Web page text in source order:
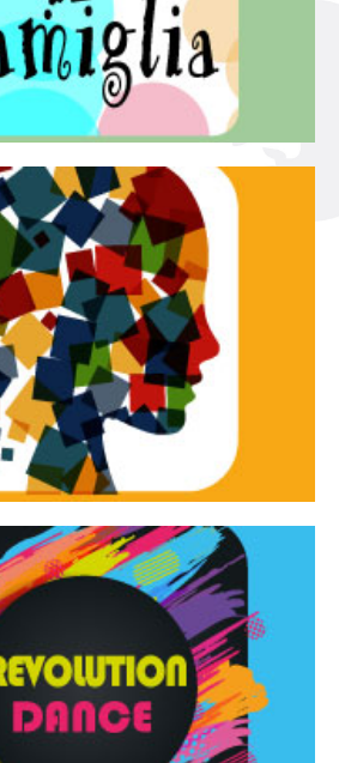
in famiglia
è una rassegna di teatro concepita
dinamiche
è una rassegna di teatro
e sperimentale.
Continua
Dance
contemporanea – I Edizione